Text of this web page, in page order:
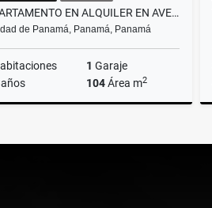
APARTAMENTO EN ALQUILER EN AVENIDA BALBOA - PH ELEMENT
de Panamá, Panamá, Panamá
1 Garaje
104Área m2
US$1,700